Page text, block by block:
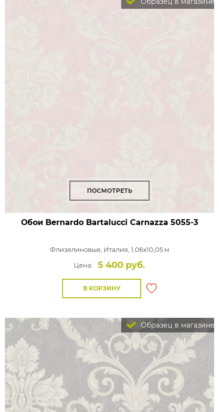
ПОСМОТРЕТЬ
Обои Bernardo Bartalucci Carnazza 5055-3
Флизелиновые, Италия, 1,06x10,05 м
Цена:
5 400 руб.
В КОРЗИНУ
Образец в магазине